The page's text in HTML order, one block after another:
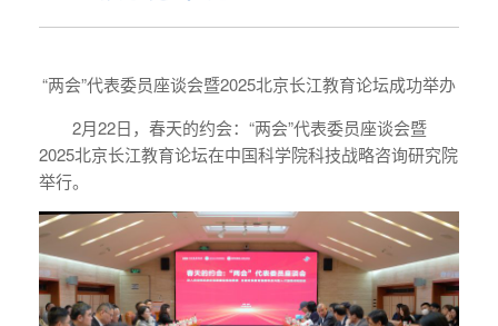
“两会”代表委员座谈会暨2025北京长江教育论坛成功举办
2月22日，春天的约会：“两会”代表委员座谈会暨
2025北京长江教育论坛在中国科学院科技战略咨询研究院
举行。